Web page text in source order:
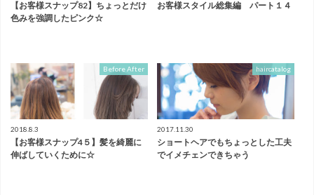
【お客様スナップ82】ちょっとだけ
色みを強調したピンク☆
お客様スタイル総集編 パート１４
Before After
2018.8.3
【お客様スナップ4５】髪を綺麗に
伸ばしていくために☆
haircatalog
2017.11.30
ショートヘアでもちょっとした工夫
でイメチェンできちゃう